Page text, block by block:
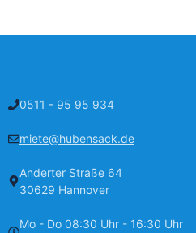
0511 - 95 95 934
miete@hubensack.de
Anderter Straße 64
30629 Hannover
Mo - Do 08:30 Uhr - 16:30 Uhr